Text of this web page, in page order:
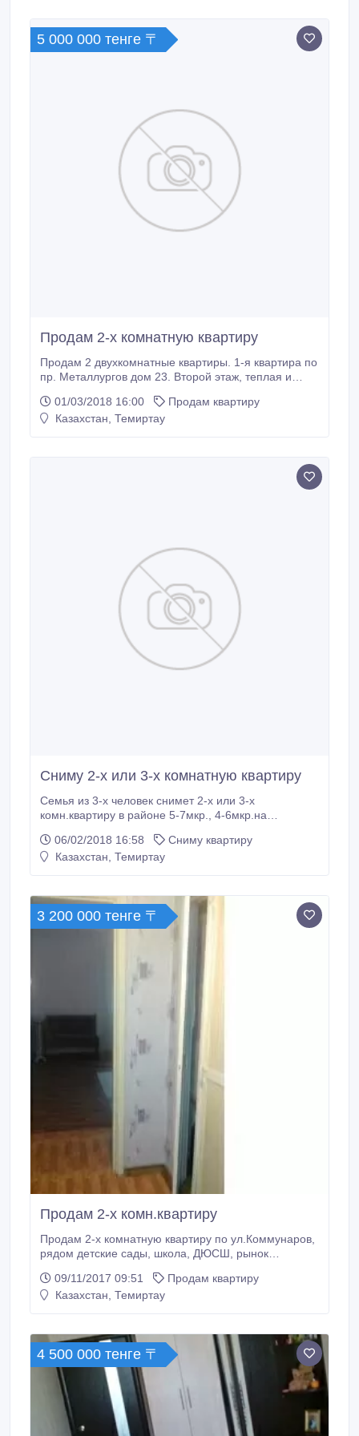
имеется все необходимое для проживания, чистое
глаженное белье, безлимитный интернет.
5 000 000 тенге 〒
Продам 2-х комнатную квартиру
Продам 2 двухкомнатные квартиры. 1-я квартира по
пр. Металлургов дом 23. Второй этаж, теплая и
косметического ремонта. Центр города, все рядом.
2-я квартира в 7 микрорайоне, дом 50. Хороший
01/03/2018 16:00
Продам квартиру
Казахстан, Темиртау
Сниму 2-х или 3-х комнатную квартиру
Семья из 3-х человек снимет 2-х или 3-х
комн.квартиру в районе 5-7мкр., 4-6мкр.на
выкупом.Можно частично с мебелью.Возможна
предоплата за 2-3 месяца вперёд.До 4
06/02/2018 16:58
Сниму квартиру
Казахстан, Темиртау
3 200 000 тенге 〒
Продам 2-х комн.квартиру
Продам 2-х комнатную квартиру по ул.Коммунаров,
рядом детские сады, школа, ДЮСШ, рынок
Квартира на 2 этаже 5-ти этажного дома,
косметический ремонт, пластиковые окна, кухонный
09/11/2017 09:51
Продам квартиру
Казахстан, Темиртау
4 500 000 тенге 〒